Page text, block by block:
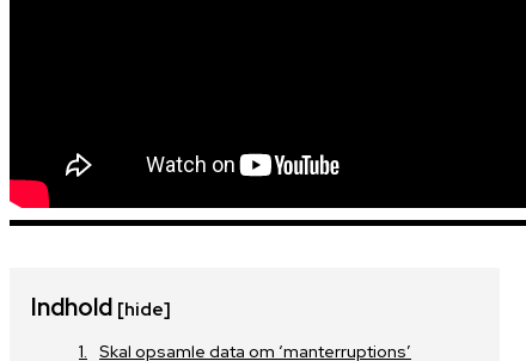
Indhold [hide]
Skal opsamle data om ‘manterruptions’